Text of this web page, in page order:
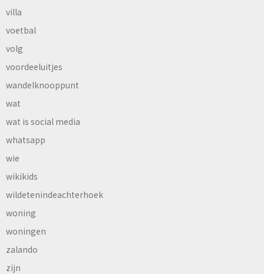
villa
voetbal
volg
voordeeluitjes
wandelknooppunt
wat
wat is social media
whatsapp
wie
wikikids
wildetenindeachterhoek
woning
woningen
zalando
zijn